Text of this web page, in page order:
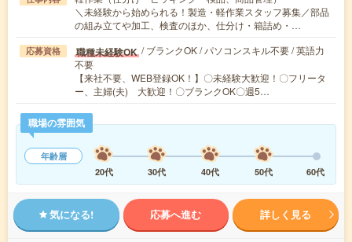
＼未経験から始められる！製造・軽作業スタッフ募集／部品
の組み立てや加工、検査のほか、仕分け・箱詰め・…
応募資格 職種未経験OK / ブランクOK / パソコンスキル不要 / 英語力
不要
【来社不要、WEB登録OK！】〇未経験大歓迎！〇フリータ
ー、主婦(夫) 大歓迎！〇ブランクOK〇週5…
職場の雰囲気
年齢層
20代
30代 40代 50代 60代
気になる! 応募へ進む 詳しく見る